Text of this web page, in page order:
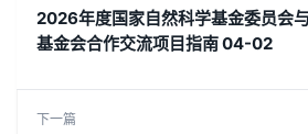
2026年度国家自然科学基金委员会
基金会合作交流项目指南 04-02
下一篇